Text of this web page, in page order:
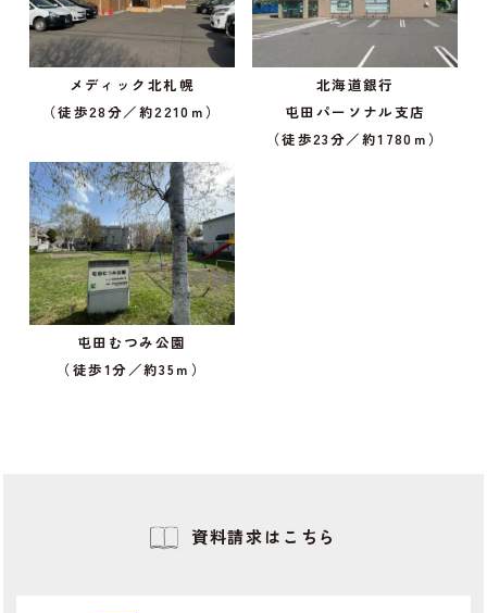
メディック北札幌
（徒歩28分／約2210ｍ）
北海道銀行
屯田パーソナル支店
（徒歩23分／約1780ｍ）
屯田むつみ公園
（徒歩1分／約35ｍ）
資料請求はこちら